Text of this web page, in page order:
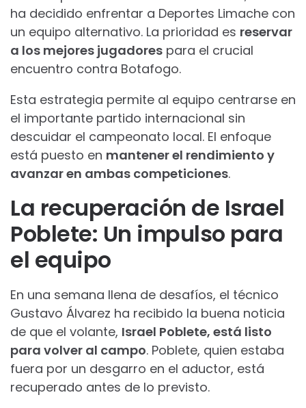
ha decidido enfrentar a Deportes Limache con
un equipo alternativo. La prioridad es reservar
a los mejores jugadores para el crucial
encuentro contra Botafogo.
Esta estrategia permite al equipo centrarse en
el importante partido internacional sin
descuidar el campeonato local. El enfoque
está puesto en mantener el rendimiento y
avanzar en ambas competiciones.
La recuperación de Israel
Poblete: Un impulso para
el equipo
En una semana llena de desafíos, el técnico
Gustavo Álvarez ha recibido la buena noticia
de que el volante, Israel Poblete, está listo
para volver al campo. Poblete, quien estaba
fuera por un desgarro en el aductor, está
recuperado antes de lo previsto.